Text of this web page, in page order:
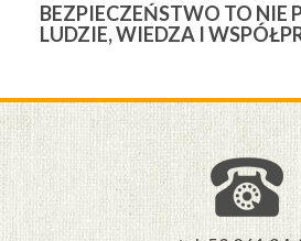
BEZPIECZEŃSTWO TO NIE
LUDZIE, WIEDZA I